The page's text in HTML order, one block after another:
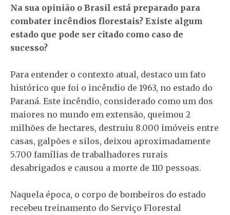
Na sua opinião o Brasil está preparado para
combater incêndios florestais? Existe algum
estado que pode ser citado como caso de
sucesso?
Para entender o contexto atual, destaco um fato
histórico que foi o incêndio de 1963, no estado do
Paraná. Este incêndio, considerado como um dos
maiores no mundo em extensão, queimou 2
milhões de hectares, destruiu 8.000 imóveis entre
casas, galpões e silos, deixou aproximadamente
5.700 famílias de trabalhadores rurais
desabrigados e causou a morte de 110 pessoas.
Naquela época, o corpo de bombeiros do estado
recebeu treinamento do Serviço Florestal